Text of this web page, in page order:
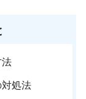
法
処法